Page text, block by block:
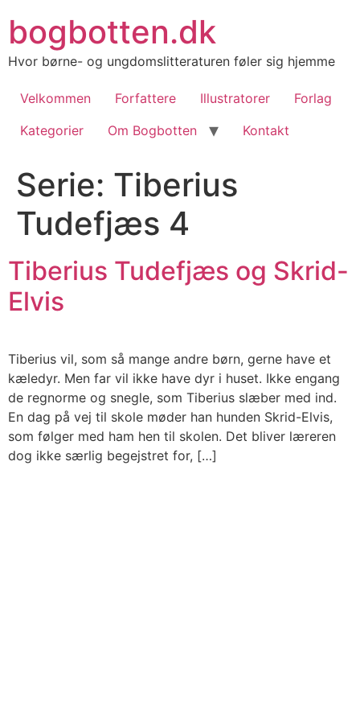
indhold
bogbotten.dk
Hvor børne- og ungdomslitteraturen føler sig hjemme
Velkommen Forfattere Illustratorer
Forlag
Kategorier
Om Bogbotten Kontakt
Serie: Tiberius
Tudefjæs 4
Tiberius Tudefjæs og Skrid-
Elvis
Tiberius vil, som så mange andre børn, gerne have et
kæledyr. Men far vil ikke have dyr i huset. Ikke engang
de regnorme og snegle, som Tiberius slæber med ind.
En dag på vej til skole møder han hunden Skrid-Elvis,
som følger med ham hen til skolen. Det bliver læreren
dog ikke særlig begejstret for, […]